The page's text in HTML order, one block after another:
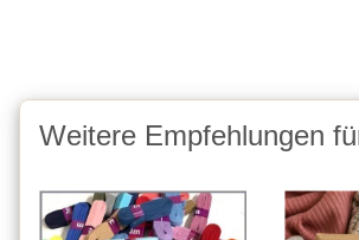
Weitere Empfehlungen